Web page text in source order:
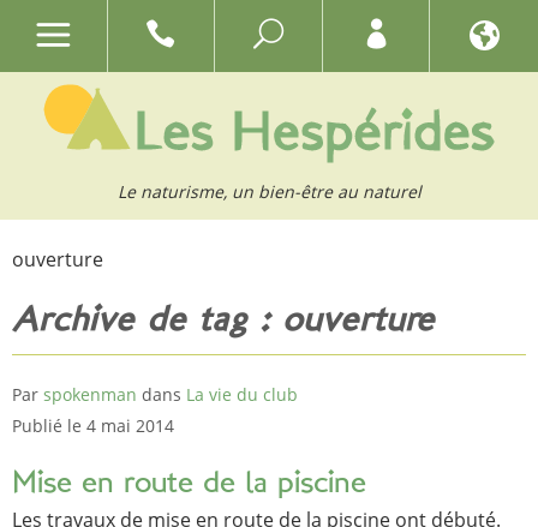
Le naturisme, un bien-être au naturel
ouverture
Archive de tag : ouverture
Par spokenman dans La vie du club
Publié le 4 mai 2014
Mise en route de la piscine
Les travaux de mise en route de la piscine ont débuté.